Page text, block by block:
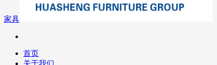
家具
首页
关于我们